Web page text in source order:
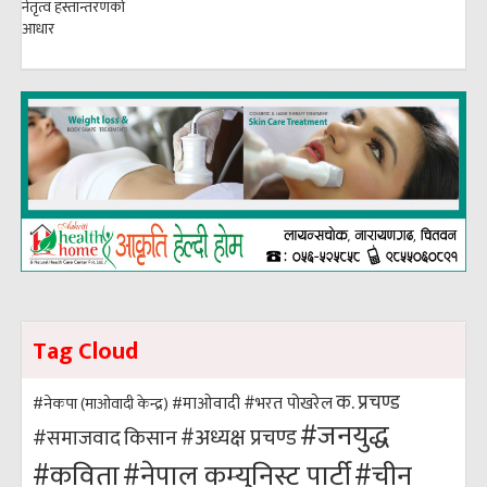
Tag Cloud
#नेकपा (माओवादी केन्द्र) #माओवादी#भरत पोखरेलक. प्रचण्ड
#समाजवादकिसान#अध्यक्ष प्रचण्ड#जनयुद्ध
#कविता#नेपाल कम्युनिस्ट पार्टी#चीन